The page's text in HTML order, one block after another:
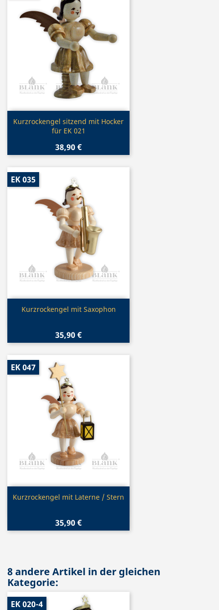
Vorschau
Kurzrockengel sitzend mit Hocker
für EK 021
38,90 €
Vorschau
Kurzrockengel mit Saxophon
35,90 €
EK 035
Vorschau
Kurzrockengel mit Laterne / Stern
35,90 €
EK 047
8 andere Artikel in der gleichen
Kategorie:
EK 020-4